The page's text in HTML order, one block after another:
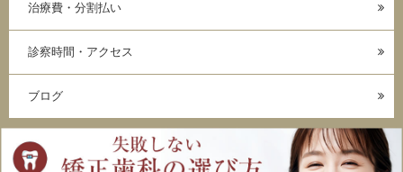
治療費・分割払い
診察時間・アクセス
ブログ